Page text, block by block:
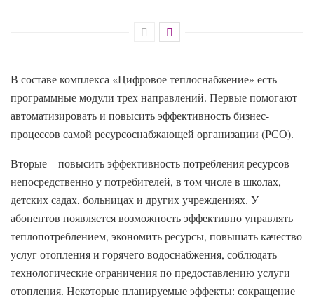
В составе комплекса «Цифровое теплоснабжение» есть
программные модули трех направлений. Первые помогают
автоматизировать и повысить эффективность бизнес-
процессов самой ресурсоснабжающей организации (РСО).
Вторые – повысить эффективность потребления ресурсов
непосредственно у потребителей, в том числе в школах,
детских садах, больницах и других учреждениях. У
абонентов появляется возможность эффективно управлять
теплопотреблением, экономить ресурсы, повышать качество
услуг отопления и горячего водоснабжения, соблюдать
технологические ограничения по предоставлению услуги
отопления. Некоторые планируемые эффекты: сокращение